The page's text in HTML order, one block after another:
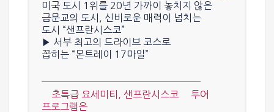
미국 도시 1위를 20년 가까이 놓치지 않은
금문교의 도시, 신비로운 매력이 넘치는
도시 “샌프란시스코”
▶ 서부 최고의 드라이브 코스로
꼽히는 “몬트레이 17마일”
``초특급 요세미티, 샌프란시스코`` 투어
프로그램은